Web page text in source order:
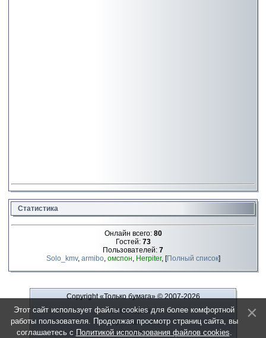
Статистика
Онлайн всего: 80
Гостей: 73
Пользователей: 7
Solo_kmv, armibo, омспон, Herpiter, [Полный список]
Copyright «Только бумага»© 2007-2026
Рекламодателю
Обратная связь
О сайте
Этот сайт использует файлы cookies для более комфортной
работы пользователя. Продолжая просмотр страниц сайта, вы
соглашаетесь с Политикой использования файлов cookies.